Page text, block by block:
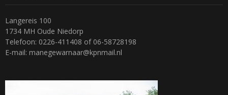
Langereis 100
1734 MH Oude Niedorp
Telefoon: 0226-411408 of 06-58728198
E-mail: manegewarnaar@kpnmail.nl